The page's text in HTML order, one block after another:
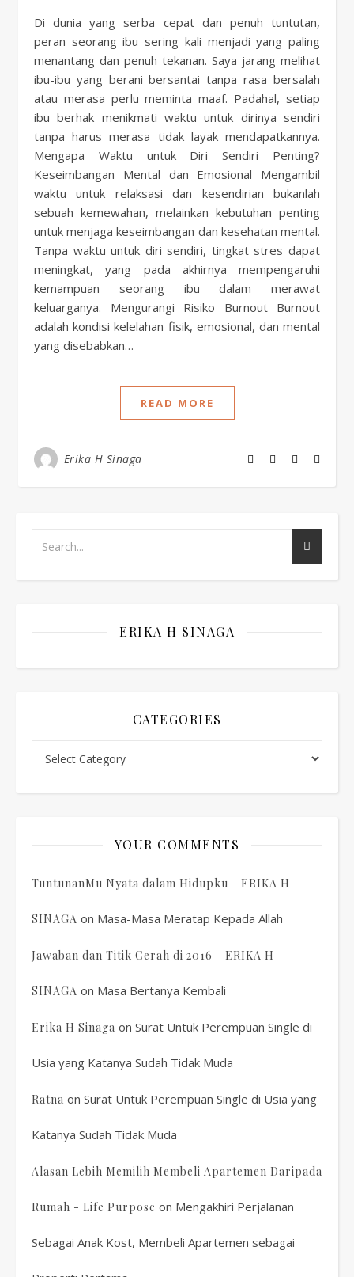
Di dunia yang serba cepat dan penuh tuntutan,
peran seorang ibu sering kali menjadi yang paling
menantang dan penuh tekanan. Saya jarang melihat
ibu-ibu yang berani bersantai tanpa rasa bersalah
atau merasa perlu meminta maaf. Padahal, setiap
ibu berhak menikmati waktu untuk dirinya sendiri
tanpa harus merasa tidak layak mendapatkannya.
Mengapa Waktu untuk Diri Sendiri Penting?
Keseimbangan Mental dan Emosional Mengambil
waktu untuk relaksasi dan kesendirian bukanlah
sebuah kemewahan, melainkan kebutuhan penting
untuk menjaga keseimbangan dan kesehatan mental.
Tanpa waktu untuk diri sendiri, tingkat stres dapat
meningkat, yang pada akhirnya mempengaruhi
kemampuan seorang ibu dalam merawat
keluarganya. Mengurangi Risiko Burnout Burnout
adalah kondisi kelelahan fisik, emosional, dan mental
yang disebabkan…
READ MORE
Erika H Sinaga
ERIKA H SINAGA
CATEGORIES
YOUR COMMENTS
TuntunanMu Nyata dalam Hidupku - ERIKA H
SINAGA on Masa-Masa Meratap Kepada Allah
Jawaban dan Titik Cerah di 2016 - ERIKA H
SINAGA on Masa Bertanya Kembali
Erika H Sinaga on Surat Untuk Perempuan Single di
Usia yang Katanya Sudah Tidak Muda
Ratna on Surat Untuk Perempuan Single di Usia yang
Katanya Sudah Tidak Muda
Alasan Lebih Memilih Membeli Apartemen Daripada
Rumah - Life Purpose on Mengakhiri Perjalanan
Sebagai Anak Kost, Membeli Apartemen sebagai